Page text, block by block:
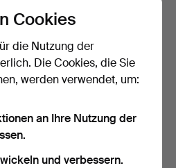
TISCH MIT GLASPLATTE,
Beendet 6. Aug 2025
Cookies
die Nutzung der
Die Cookies, die Sie
werden verwendet, um:
an Ihre Nutzung der
und verbessern.